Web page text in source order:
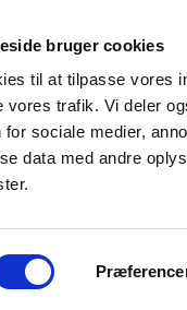
bruger cookies
til at tilpasse vores
vores trafik. Vi deler
for sociale medier,
data med andre